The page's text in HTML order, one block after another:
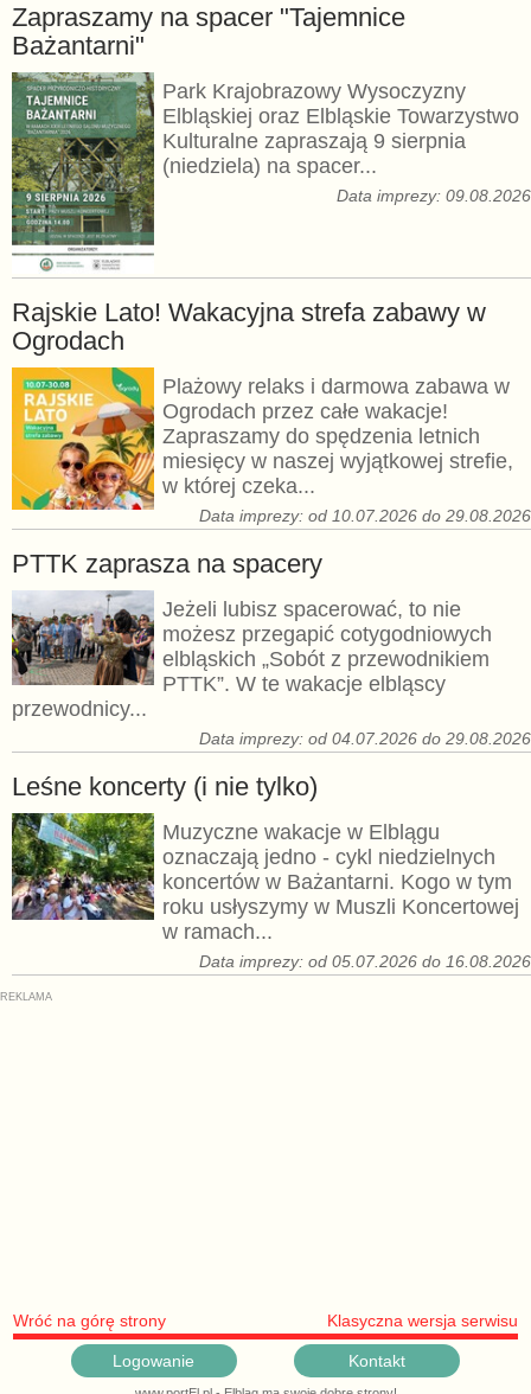
Zapraszamy na spacer "Tajemnice
Bażantarni"
Park Krajobrazowy Wysoczyzny
Elbląskiej oraz Elbląskie Towarzystwo
Kulturalne zapraszają 9 sierpnia
(niedziela) na spacer...
Data imprezy: 09.08.2026
Rajskie Lato! Wakacyjna strefa zabawy w
Ogrodach
Plażowy relaks i darmowa zabawa w
Ogrodach przez całe wakacje!
Zapraszamy do spędzenia letnich
miesięcy w naszej wyjątkowej strefie,
w której czeka...
Data imprezy: od 10.07.2026 do 29.08.2026
PTTK zaprasza na spacery
Jeżeli lubisz spacerować, to nie
możesz przegapić cotygodniowych
elbląskich „Sobót z przewodnikiem
PTTK”. W te wakacje elbląscy
przewodnicy...
Data imprezy: od 04.07.2026 do 29.08.2026
Leśne koncerty (i nie tylko)
Muzyczne wakacje w Elblągu
oznaczają jedno - cykl niedzielnych
koncertów w Bażantarni. Kogo w tym
roku usłyszymy w Muszli Koncertowej
w ramach...
Data imprezy: od 05.07.2026 do 16.08.2026
Wróć na górę strony Klasyczna wersja serwisu
Logowanie Kontakt